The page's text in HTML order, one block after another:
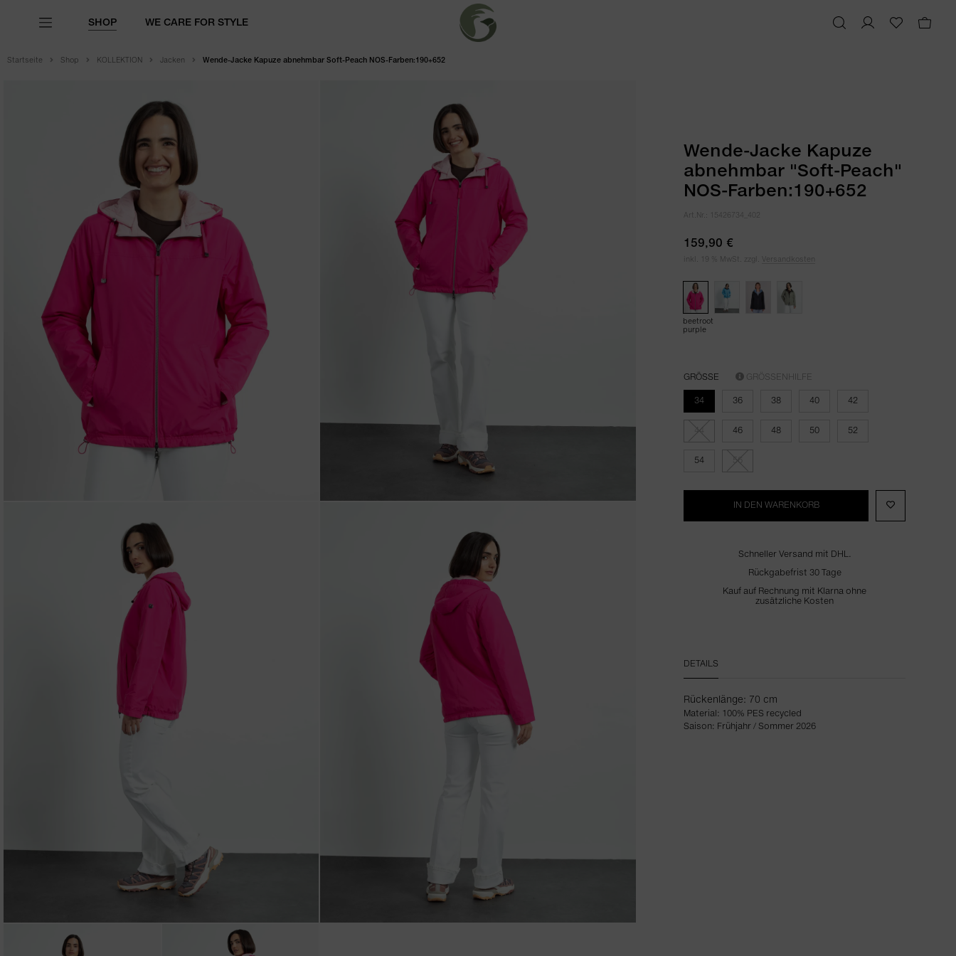
SHOP WE CARE FOR STYLE
Startseite Shop KOLLEKTION Jacken Wende-Jacke Kapuze abnehmbar Soft-Peach NOS-Farben:190+652
Wende-Jacke Kapuze
abnehmbar "Soft-Peach"
NOS-Farben:190+652
Art.Nr.:
159,90 €
inkl. 19 % MwSt. zzgl. Versandkosten
beetroot
purple
GRÖSSE GRÖSSENHILFE
34 36 38 40 42
46 48 50 52
54
IN DEN WARENKORB
Schneller Versand mit DHL.
Rückgabefrist 30 Tage
Kauf auf Rechnung mit Klarna ohne
zusätzliche Kosten
DETAILS
Rückenlänge: 70 cm
Material: 100% PES recycled
Saison: Frühjahr / Sommer 2026